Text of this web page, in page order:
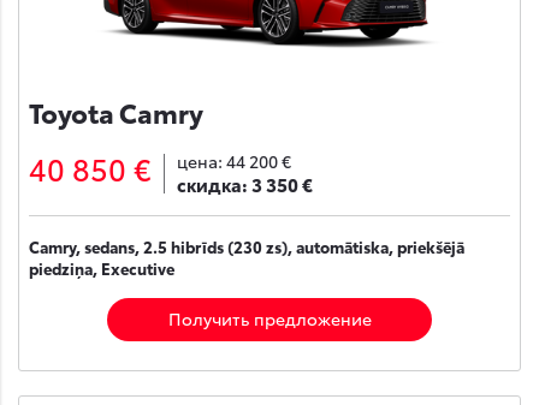
Toyota Camry
40 850 € цена: 44 200 €
скидка:3 350 €
Camry, sedans, 2.5 hibrīds (230 zs), automātiska, priekšējā
piedziņa, Executive
Получить предложение